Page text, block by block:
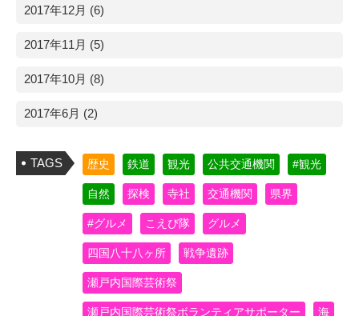
2017年12月 (6)
2017年11月 (5)
2017年10月 (8)
2017年6月 (2)
TAGS 歴史 鉄道 観光 公共交通機関 #観光
自然 探検 寺社 交通機関 県界
#グルメ こえび隊 グルメ
四国八十八ヶ所 戦争遺跡
瀬戸内国際芸術祭
瀬戸内国際芸術祭ボランティアサポーター 海